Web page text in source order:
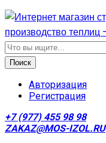
Поиск
Авторизация
Регистрация
+7 (977) 455 98 98
ZAKAZ@MOS-IZOL.RU